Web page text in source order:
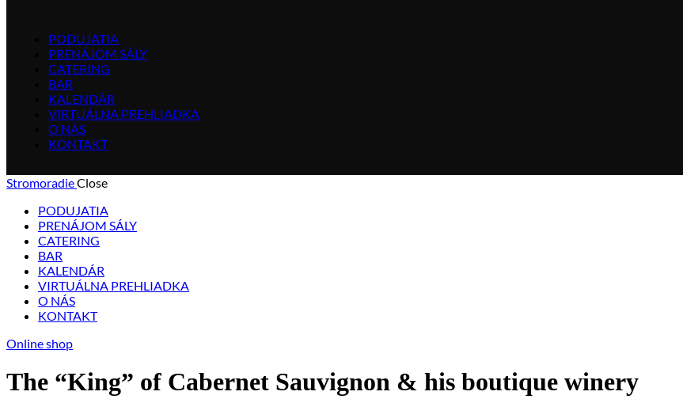
PODUJATIA
PRENÁJOM SÁLY
CATERING
BAR
KALENDÁR
VIRTUÁLNA PREHLIADKA
O NÁS
KONTAKT
StromoradieClose
PODUJATIA
PRENÁJOM SÁLY
CATERING
BAR
KALENDÁR
VIRTUÁLNA PREHLIADKA
O NÁS
KONTAKT
Online shop
The “King” of Cabernet Sauvignon & his boutique winery